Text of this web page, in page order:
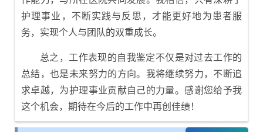
护理事业，不断实践与反思，才能更好地为患者服
务，实现个人与团队的双重成长。
总之，工作表现的自我鉴定不仅是对过去工作的
总结，也是未来努力的方向。我将继续努力，不断追
求卓越，为护理事业贡献自己的力量。感谢您给予我
这个机会，期待在今后的工作中再创佳绩！